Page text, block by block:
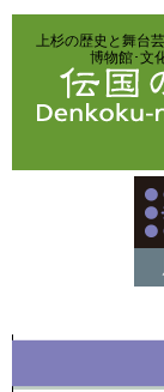
上杉の歴史と舞台
博物館･文